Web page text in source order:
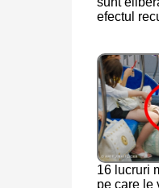
efectul
16 lucruri
pe care le